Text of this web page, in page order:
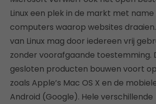
Linux een plek in de markt met name
computers waarop websites
van Linux mag door iedereen vrij
zonder voorafgaande toestemming.
gesloten producten bouwen voort
zoals Apple’s Mac OS X en de
Android (Google). Hele verschillende